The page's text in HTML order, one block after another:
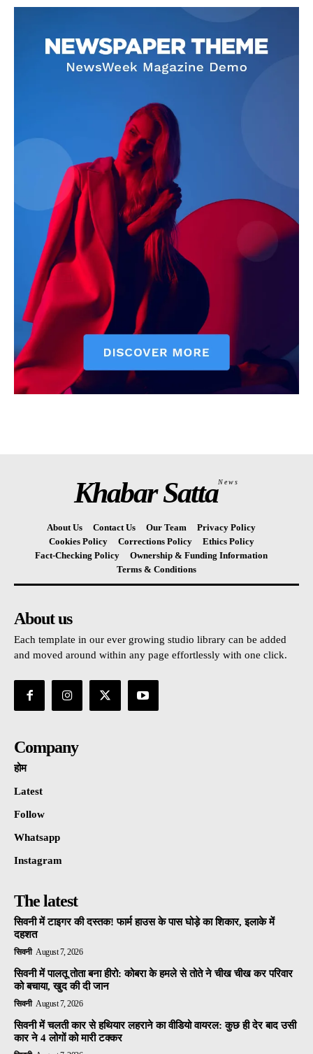
Khabar SattaNews
About Us Contact Us Our Team
Privacy Policy
Cookies Policy
Corrections Policy
Ethics Policy
Fact-Checking Policy
Ownership & Funding Information
Terms & Conditions
About us
Each template in our ever growing studio library can be added
and moved around within any page effortlessly with one click.
Company
होम
Latest
Follow
Whatsapp
Instagram
The latest
सिवनी में टाइगर की दस्तक! फार्म हाउस के पास घोड़े का शिकार, इलाके में
दहशत
सिवनी August 7, 2026
सिवनी में पालतू तोता बना हीरो: कोबरा के हमले से तोते ने चीख चीख कर परिवार
को बचाया, खुद की दी जान
सिवनी August 7, 2026
सिवनी में चलती कार से हथियार लहराने का वीडियो वायरल: कुछ ही देर बाद उसी
कार ने 4 लोगों को मारी टक्कर